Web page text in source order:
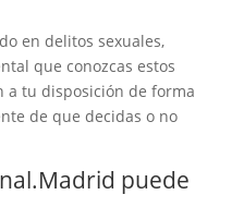
en delitos sexuales,
que conozcas estos
a tu disposición de forma
de que decidas o no
puede